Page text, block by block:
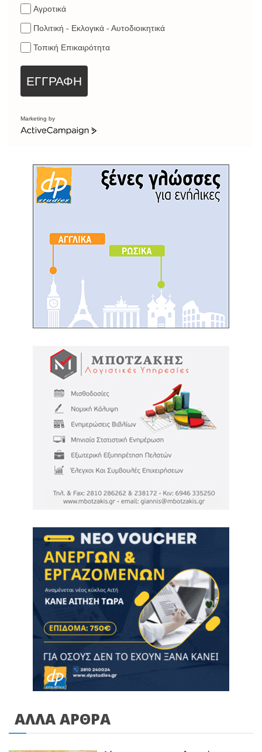
Αγροτικά
Πολιτική - Εκλογικά - Αυτοδιοικητικά
Τοπική Επικαιρότητα
ΕΓΓΡΑΦΗ
Marketing by
ΑΛΛΑ ΑΡΘΡΑ